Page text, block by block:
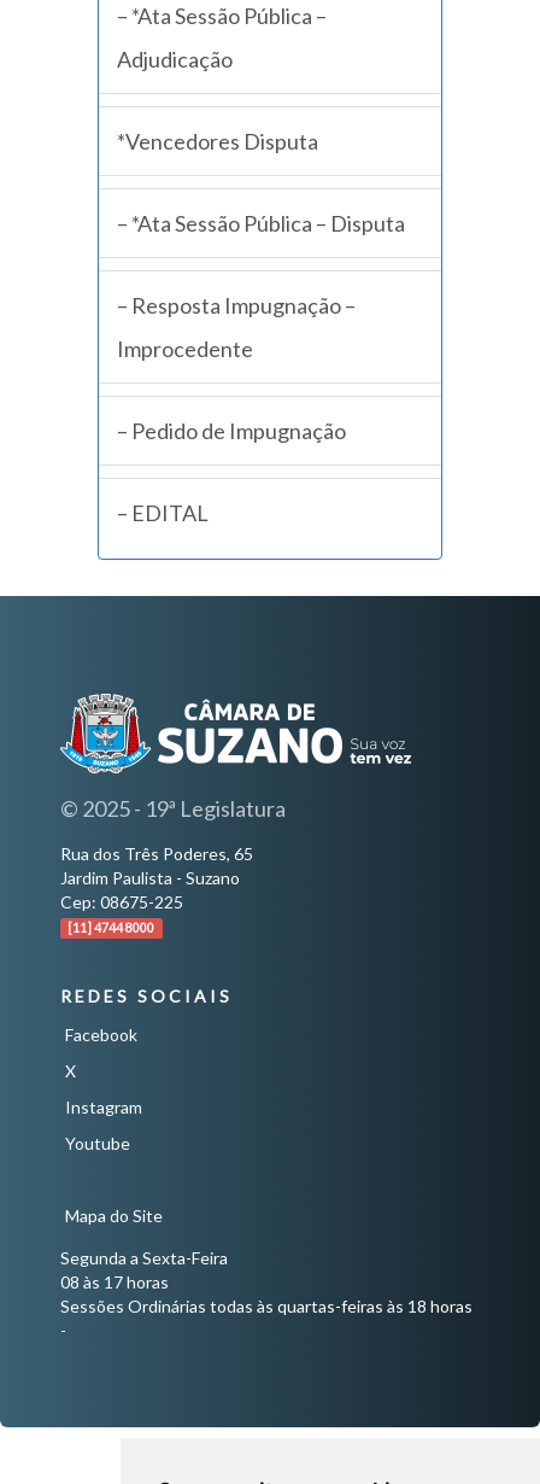
– *Ata Sessão Pública –
Adjudicação
*Vencedores Disputa
– *Ata Sessão Pública – Disputa
– Resposta Impugnação –
Improcedente
– Pedido de Impugnação
– EDITAL
© 2025 - 19ª Legislatura
Rua dos Três Poderes, 65
Jardim Paulista - Suzano
Cep: 08675-225
[11] 4744 8000
REDES SOCIAIS
Facebook
X
Instagram
Youtube
Mapa do Site
Segunda a Sexta-Feira
08 às 17 horas
Sessões Ordinárias todas às quartas-feiras às 18 horas
-